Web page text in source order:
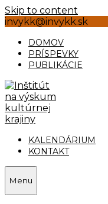
Skip to content
invykk@invykk.sk
DOMOV
PRÍSPEVKY
PUBLIKÁCIE
KALENDÁRIUM
KONTAKT
Menu